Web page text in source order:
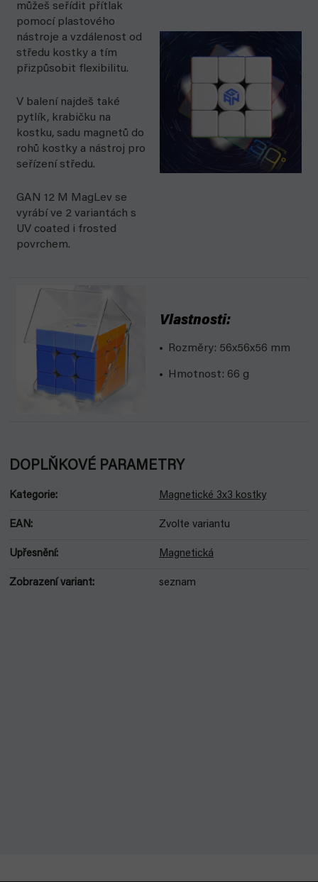
můžeš seřídit přítlak
pomocí plastového
nástroje a vzdálenost od
středu kostky a tím
přizpůsobit flexibilitu.
V balení najdeš také
pytlík, krabičku na
kostku, sadu magnetů do
rohů kostky a nástroj pro
seřízení středu.
GAN 12 M MagLev se
vyrábí ve 2 variantách s
UV coated i frosted
povrchem.
Vlastnosti:
Rozměry: 56x56x56 mm
Hmotnost: 66 g
DOPLŇKOVÉ PARAMETRY
Kategorie: Magnetické 3x3 kostky
EAN: Zvolte variantu
Upřesnění: Magnetická
Zobrazení variant: seznam